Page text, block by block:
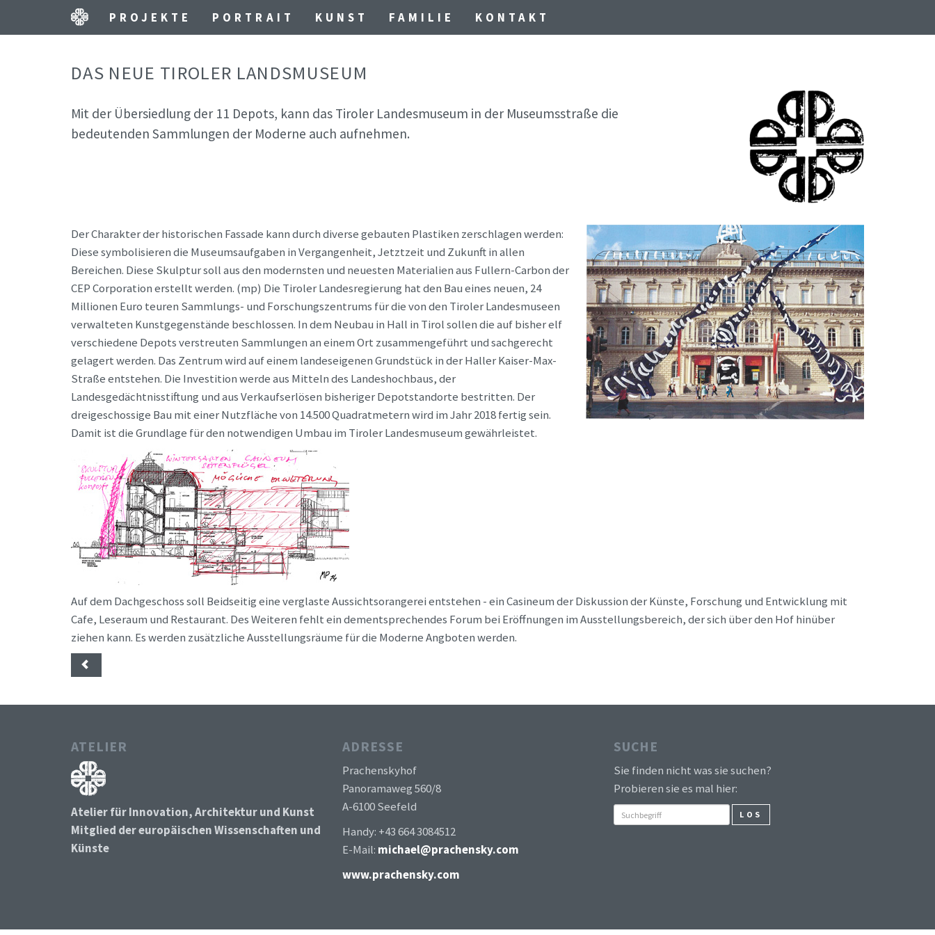
PROJEKTE PORTRAIT KUNST FAMILIE KONTAKT
DAS NEUE TIROLER LANDSMUSEUM
Mit der Übersiedlung der 11 Depots, kann das Tiroler Landesmuseum in der Museumsstraße die
bedeutenden Sammlungen der Moderne auch aufnehmen.
Der Charakter der historischen Fassade kann durch diverse gebauten Plastiken zerschlagen werden:
Diese symbolisieren die Museumsaufgaben in Vergangenheit, Jetztzeit und Zukunft in allen
Bereichen. Diese Skulptur soll aus den modernsten und neuesten Materialien aus Fullern-Carbon der
CEP Corporation erstellt werden. (mp) Die Tiroler Landesregierung hat den Bau eines neuen, 24
Millionen Euro teuren Sammlungs- und Forschungszentrums für die von den Tiroler Landesmuseen
verwalteten Kunstgegenstände beschlossen. In dem Neubau in Hall in Tirol sollen die auf bisher elf
verschiedene Depots verstreuten Sammlungen an einem Ort zusammengeführt und sachgerecht
gelagert werden. Das Zentrum wird auf einem landeseigenen Grundstück in der Haller Kaiser-Max-
Straße entstehen. Die Investition werde aus Mitteln des Landeshochbaus, der
Landesgedächtnisstiftung und aus Verkaufserlösen bisheriger Depotstandorte bestritten. Der
dreigeschossige Bau mit einer Nutzfläche von 14.500 Quadratmetern wird im Jahr 2018 fertig sein.
Damit ist die Grundlage für den notwendigen Umbau im Tiroler Landesmuseum gewährleistet.
Auf dem Dachgeschoss soll Beidseitig eine verglaste Aussichtsorangerei entstehen - ein Casineum der Diskussion der Künste, Forschung und Entwicklung mit
Cafe, Leseraum und Restaurant. Des Weiteren fehlt ein dementsprechendes Forum bei Eröffnungen im Ausstellungsbereich, der sich über den Hof hinüber
ziehen kann. Es werden zusätzliche Ausstellungsräume für die Moderne Angboten werden.
ATELIER
Atelier für Innovation, Architektur und Kunst
Mitglied der europäischen Wissenschaften und
Künste
ADRESSE
Prachenskyhof
Panoramaweg 560/8
A-6100 Seefeld
Handy: +43 664 3084512
E-Mail: michael@prachensky.com
www.prachensky.com
SUCHE
Sie finden nicht was sie suchen?
Probieren sie es mal hier:
LOS